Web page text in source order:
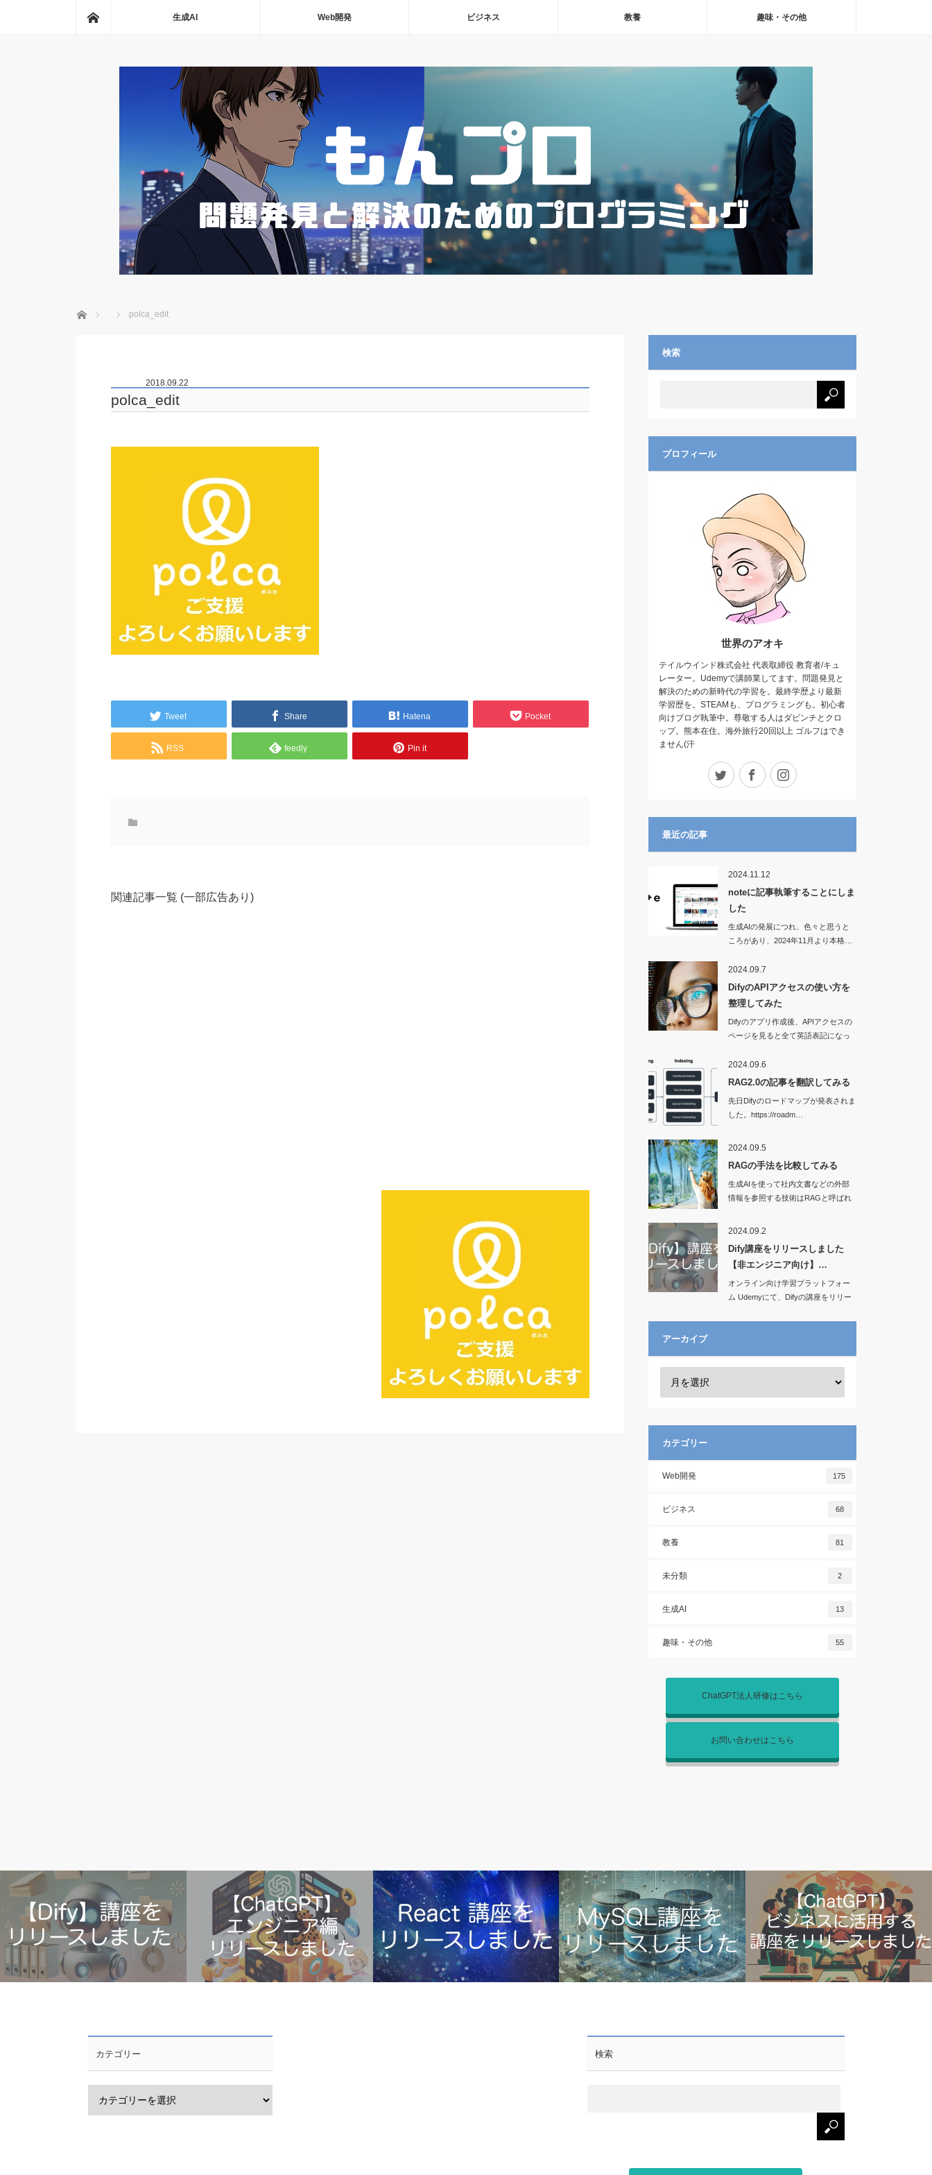
生成AI Web開発 ビジネス 教養 趣味・その他
ホーム polca_edit
2018.09.22
polca_edit
Tweet Share Hatena Pocket
RSS feedly Pin it
関連記事一覧 (一部広告あり)
検索
プロフィール
世界のアオキ
テイルウインド株式会社 代表取締役 教育者/キュ
レーター。Udemyで講師業してます。問題発見と
解決のための新時代の学習を。最終学歴より最新
学習歴を。STEAMも、プログラミングも。初心者
向けブログ執筆中。尊敬する人はダビンチとクロ
ップ。熊本在住。海外旅行20回以上 ゴルフはでき
ません(汗
Twitter Facebook
最近の記事
2024.11.12
noteに記事執筆することにしま
した
生成AIの発展につれ、色々と思うと
ころがあり、2024年11月より本格…
2024.09.7
DifyのAPIアクセスの使い方を
整理してみた
Difyのアプリ作成後、APIアクセスの
ページを見ると全て英語表記になっ
2024.09.6
RAG2.0の記事を翻訳してみる
先日Difyのロードマップが発表されま
した。https://roadm…
2024.09.5
RAGの手法を比較してみる
生成AIを使って社内文書などの外部
情報を参照する技術はRAGと呼ばれ
2024.09.2
Dify講座をリリースしました
【非エンジニア向け】…
オンライン向け学習プラットフォー
ム Udemyにて、Difyの講座をリリー
アーカイブ
カテゴリー
Web開発 175
ビジネス 68
教養 81
未分類 2
生成AI 13
趣味・その他 55
ChatGPT法人研修はこちら
お問い合わせはこちら
Dify講座をリリースしました【非エンジ
ました
MySQLの講座をリリースしました
ースしました【Udemy】
カテゴリー 検索